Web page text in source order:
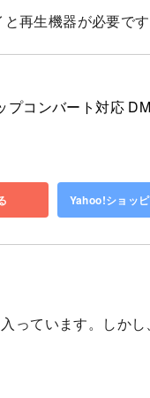
再生機器が必要です
コンバート対応
Yahoo!ショッ
ています。しかし、